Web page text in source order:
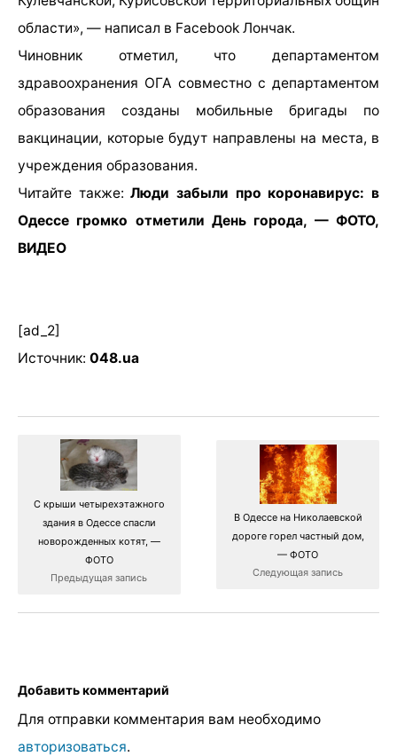
области», — написал в Facebook Лончак.
Чиновник отметил, что департаментом
здравоохранения ОГА совместно с департаментом
образования созданы мобильные бригады по
вакцинации, которые будут направлены на места, в
учреждения образования.
Читайте также:Люди забыли про коронавирус: в
Одессе громко отметили День города, — ФОТО,
ВИДЕО
[ad_2]
Источник: 048.ua
С крыши четырехэтажного
здания в Одессе спасли
новорожденных котят, —
ФОТО
Предыдущая запись
В Одессе на Николаевской
дороге горел частный дом,
— ФОТО
Следующая запись
Добавить комментарий
Для отправки комментария вам необходимо
авторизоваться.